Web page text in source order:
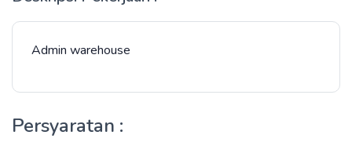
Admin warehouse
Persyaratan :